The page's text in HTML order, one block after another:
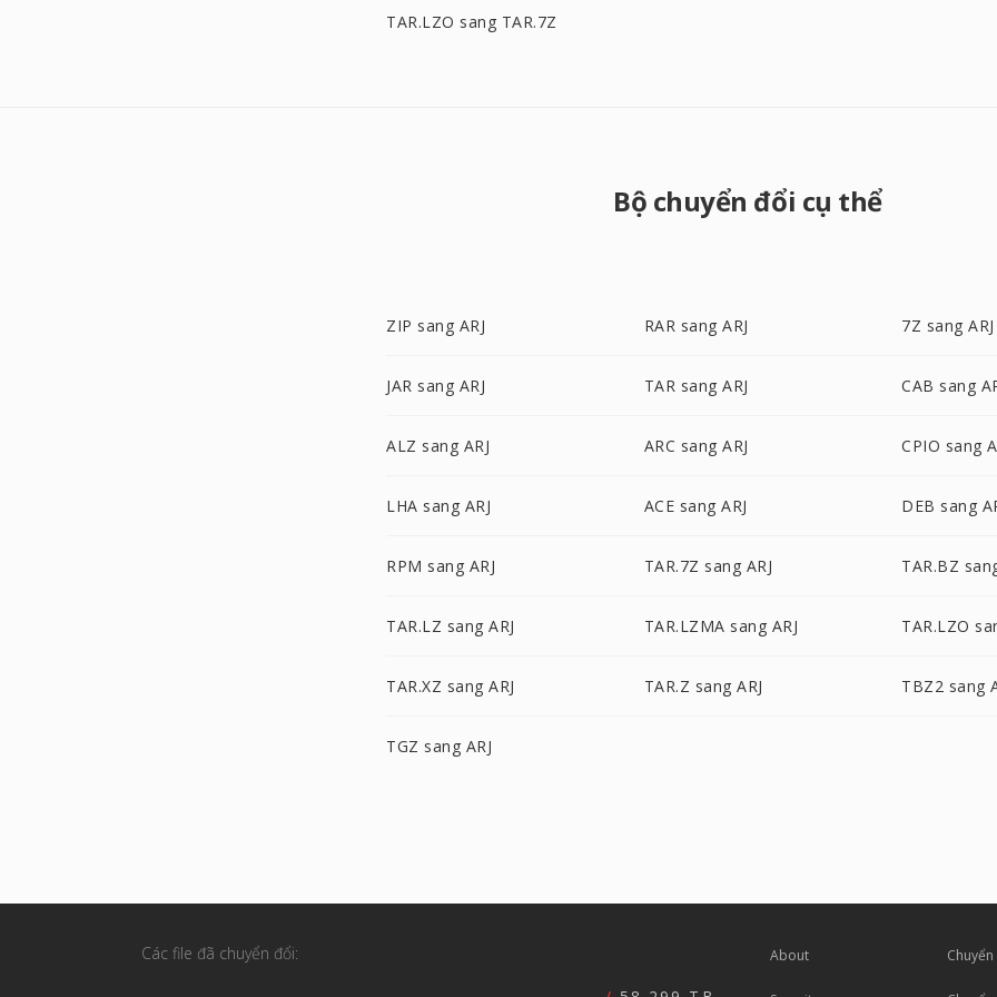
TAR.LZO sang TAR.7Z
Bộ chuyển đổi cụ thể
ZIP sang ARJ RAR sang ARJ 7Z sang ARJ
JAR sang ARJ TAR sang ARJ CAB sang
ALZ sang ARJ ARC sang ARJ CPIO sang
LHA sang ARJ ACE sang ARJ DEB sang
RPM sang ARJ TAR.7Z sang ARJ TAR.BZ
TAR.LZ sang ARJ TAR.LZMA sang ARJ TAR.LZO
TAR.XZ sang ARJ TAR.Z sang ARJ TBZ2 sang
TGZ sang ARJ
Các file đã chuyển đổi: About